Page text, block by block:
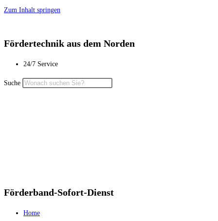
Zum Inhalt springen
Fördertechnik aus dem Norden
24/7 Service
Suche
Förderband-Sofort-Dienst
Home